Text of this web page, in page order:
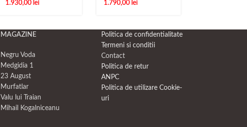
1.930,00 lei 1.790,00 lei
MAGAZINE
Negru Voda
Medgidia 1
23 August
Murfatlar
Valu lui Traian
Mihail Kogalniceanu
Politica de confidentialitate
Termeni si conditii
Contact
Politica de retur
ANPC
Politica de utilizare Cookie-
uri